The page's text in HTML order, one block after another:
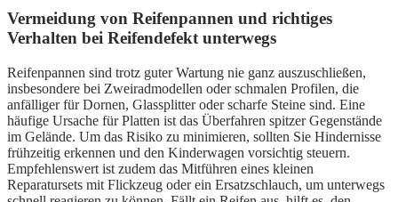
Vermeidung von Reifenpannen und richtiges
Verhalten bei Reifendefekt unterwegs
Reifenpannen sind trotz guter Wartung nie ganz auszuschließen,
insbesondere bei Zweiradmodellen oder schmalen Profilen, die
anfälliger für Dornen, Glassplitter oder scharfe Steine sind. Eine
häufige Ursache für Platten ist das Überfahren spitzer Gegenstände
im Gelände. Um das Risiko zu minimieren, sollten Sie Hindernisse
frühzeitig erkennen und den Kinderwagen vorsichtig steuern.
Empfehlenswert ist zudem das Mitführen eines kleinen
Reparatursets mit Flickzeug oder ein Ersatzschlauch, um unterwegs